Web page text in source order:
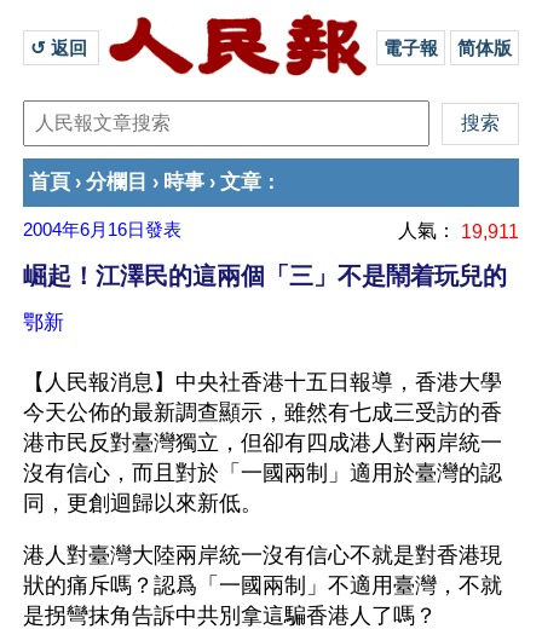
↺ 返回 電子報 简体版
首頁 › 分欄目 › 時事 › 文章 ：
2004年6月16日發表 人氣： 19,911
崛起！江澤民的這兩個「三」不是鬧着玩兒的
鄂新
【人民報消息】中央社香港十五日報導，香港大學
今天公佈的最新調查顯示，雖然有七成三受訪的香
港市民反對臺灣獨立，但卻有四成港人對兩岸統一
沒有信心，而且對於「一國兩制」適用於臺灣的認
同，更創迴歸以來新低。
港人對臺灣大陸兩岸統一沒有信心不就是對香港現
狀的痛斥嗎？認爲「一國兩制」不適用臺灣，不就
是拐彎抹角告訴中共別拿這騙香港人了嗎？